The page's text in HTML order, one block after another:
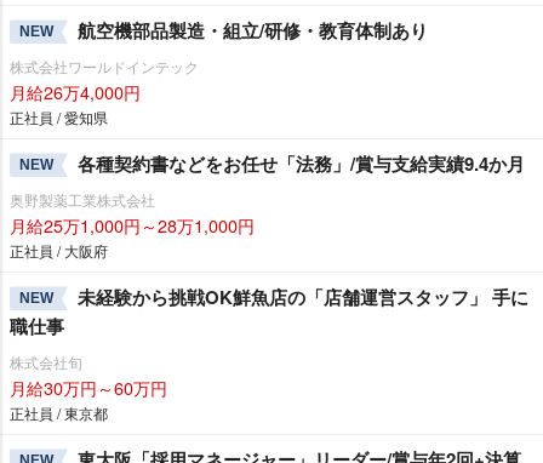
NEW 航空機部品製造・組立/研修・教育体制あり
株式会社ワールドインテック
月給26万4,000円
正社員 / 愛知県
NEW 各種契約書などをお任せ「法務」/賞与支給実績9.4か月
奥野製薬工業株式会社
月給25万1,000円～28万1,000円
正社員 / 大阪府
NEW
未経験から挑戦OK鮮魚店の「店舗運営スタッフ」 手に
職仕事
株式会社旬
月給30万円～60万円
正社員 / 東京都